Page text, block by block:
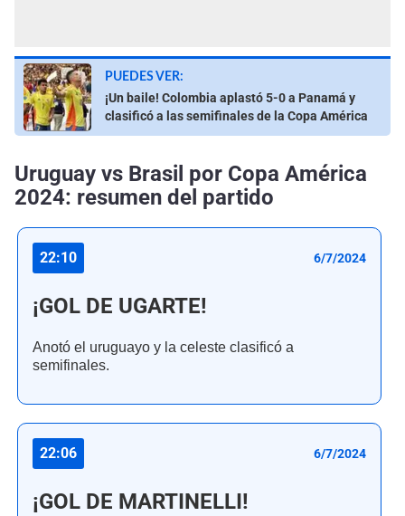
PUEDES VER:
¡Un baile! Colombia aplastó 5-0 a Panamá y
clasificó a las semifinales de la Copa América
Uruguay vs Brasil por Copa América
2024: resumen del partido
22:10 6/7/2024
¡GOL DE UGARTE!
Anotó el uruguayo y la celeste clasificó a
semifinales.
22:06 6/7/2024
¡GOL DE MARTINELLI!